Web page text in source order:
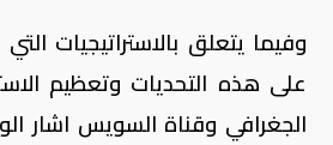
وفيما يتعلق بالاستراتيجيات
على هذه التحديات وتعظيم
الجغرافي وقناة السويس اشار